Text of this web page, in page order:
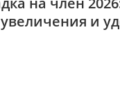
и